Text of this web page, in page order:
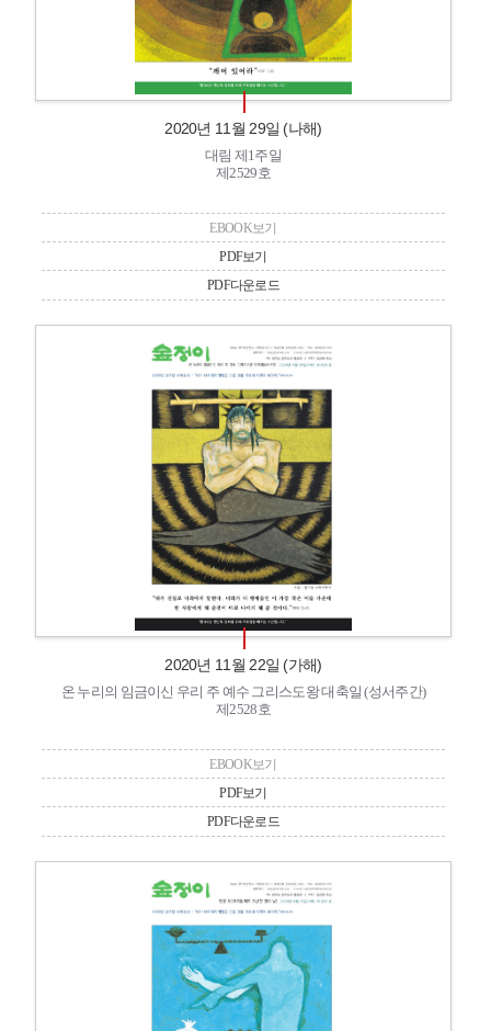
2020년 11월 29일 (나해)
대림 제1주일
제2529호
EBOOK보기
PDF보기
PDF다운로드
2020년 11월 22일 (가해)
온 누리의 임금이신 우리 주 예수 그리스도왕 대축일 (성서주간)
제2528호
EBOOK보기
PDF보기
PDF다운로드